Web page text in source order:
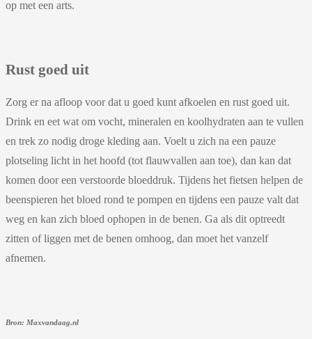
op met een arts.
Rust goed uit
Zorg er na afloop voor dat u goed kunt afkoelen en rust goed uit.
Drink en eet wat om vocht, mineralen en koolhydraten aan te vullen
en trek zo nodig droge kleding aan. Voelt u zich na een pauze
plotseling licht in het hoofd (tot flauwvallen aan toe), dan kan dat
komen door een verstoorde bloeddruk. Tijdens het fietsen helpen de
beenspieren het bloed rond te pompen en tijdens een pauze valt dat
weg en kan zich bloed ophopen in de benen. Ga als dit optreedt
zitten of liggen met de benen omhoog, dan moet het vanzelf
afnemen.
Bron: Maxvandaag.nl